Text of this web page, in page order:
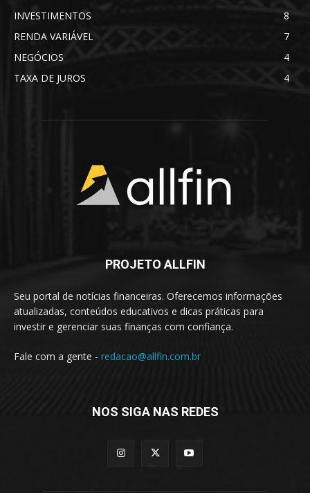
INVESTIMENTOS
8
RENDA VARIÁVEL
7
NEGÓCIOS
4
TAXA DE JUROS
4
PROJETO ALLFIN
Seu portal de notícias financeiras. Oferecemos informações
atualizadas, conteúdos educativos e dicas práticas para
investir e gerenciar suas finanças com confiança.
Fale com a gente - redacao@allfin.com.br
NOS SIGA NAS REDES